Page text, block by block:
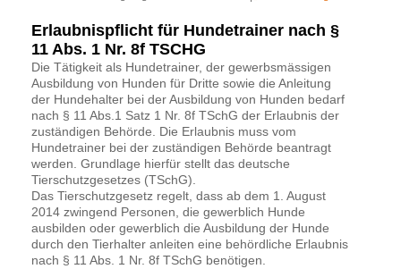
Erlaubnispflicht für Hundetrainer nach §
11 Abs. 1 Nr. 8f TSCHG
Die Tätigkeit als Hundetrainer, der gewerbsmässigen
Ausbildung von Hunden für Dritte sowie die Anleitung
der Hundehalter bei der Ausbildung von Hunden bedarf
nach § 11 Abs.1 Satz 1 Nr. 8f TSchG der Erlaubnis der
zuständigen Behörde. Die Erlaubnis muss vom
Hundetrainer bei der zuständigen Behörde beantragt
werden. Grundlage hierfür stellt das deutsche
Tierschutzgesetzes (TSchG).
Das Tierschutzgesetz regelt, dass ab dem 1. August
2014 zwingend Personen, die gewerblich Hunde
ausbilden oder gewerblich die Ausbildung der Hunde
durch den Tierhalter anleiten eine behördliche Erlaubnis
nach § 11 Abs. 1 Nr. 8f TSchG benötigen.